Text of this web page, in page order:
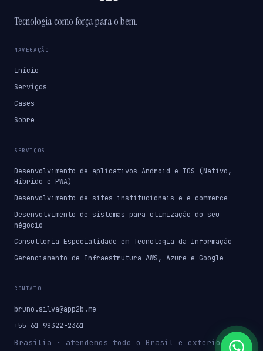
Tecnologia como força para o bem.
NAVEGAÇÃO
Início
Serviços
Cases
Sobre
SERVIÇOS
Desenvolvimento de aplicativos Android e IOS (Nativo,
Híbrido e PWA)
Desenvolvimento de sites institucionais e e-commerce
Desenvolvimento de sistemas para otimização do seu
négocio
Consultoria Especialidade em Tecnologia da Informação
Gerenciamento de Infraestrutura AWS, Azure e Google
CONTATO
bruno.silva@app2b.me
+55 61 98322-2361
Brasília · atendemos todo o Brasil e exterior